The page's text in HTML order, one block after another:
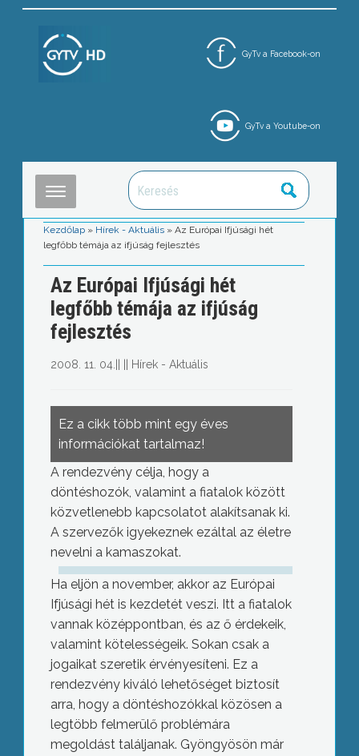
GyTv a Facebook-on
GyTv a Youtube-on
Kezdőlap » Hírek - Aktuális »Az Európai Ifjúsági hét
legfőbb témája az ifjúság fejlesztés
Az Európai Ifjúsági hét
legfőbb témája az ifjúság
fejlesztés
2008. 11. 04. Hírek - Aktuális
Ez a cikk több mint egy éves
információkat tartalmaz!
A rendezvény célja, hogy a
döntéshozók, valamint a fiatalok között
közvetlenebb kapcsolatot alakítsanak ki.
A szervezők igyekeznek ezáltal az életre
nevelni a kamaszokat.
Ha eljön a november, akkor az Európai
Ifjúsági hét is kezdetét veszi. Itt a fiatalok
vannak középpontban, és az ő érdekeik,
valamint kötelességeik. Sokan csak a
jogaikat szeretik érvényesíteni. Ez a
rendezvény kiváló lehetőséget biztosít
arra, hogy a döntéshozókkal közösen a
legtöbb felmerülő problémára
megoldást találjanak. Gyöngyösön már